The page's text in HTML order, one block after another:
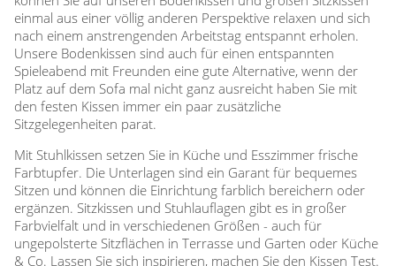
einmal aus einer völlig anderen Perspektive relaxen und sich
nach einem anstrengenden Arbeitstag entspannt erholen.
Unsere Bodenkissen sind auch für einen entspannten
Spieleabend mit Freunden eine gute Alternative, wenn der
Platz auf dem Sofa mal nicht ganz ausreicht haben Sie mit
den festen Kissen immer ein paar zusätzliche
Sitzgelegenheiten parat.
Mit Stuhlkissen setzen Sie in Küche und Esszimmer frische
Farbtupfer. Die Unterlagen sind ein Garant für bequemes
Sitzen und können die Einrichtung farblich bereichern oder
ergänzen. Sitzkissen und Stuhlauflagen gibt es in großer
Farbvielfalt und in verschiedenen Größen - auch für
ungepolsterte Sitzflächen in Terrasse und Garten oder Küche
& Co. Lassen Sie sich inspirieren, machen Sie den Kissen Test.